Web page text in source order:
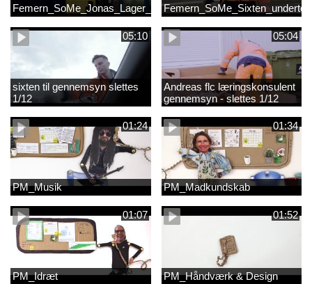
Femern_SoMe_Jonas_Lager_Undertekst
05:10
sixten til gennemsyn slettes
1/12
05:04
Andreas flc læringskonsulent
gennemsyn - slettes 1/12
01:24
PM_Musik
01:34
PM_Madkundskab
01:07
PM_Idræt
01:52
PM_Håndværk & Design